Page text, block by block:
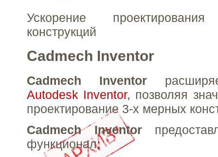
Ускорение
конструкций
Cadmech Inventor
Cadmech Inventor
Autodesk Inventor, позволяя
проектирование 3-х мерных
Cadmech Inventor
функционал: